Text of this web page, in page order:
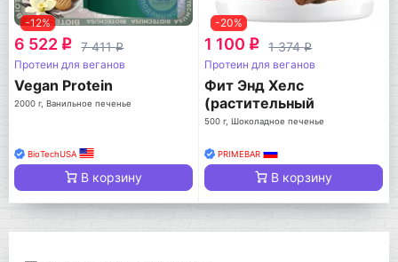
-12%
6 522 q 7 411q
Протеин для веганов
Vegan Protein
2000 г, Ванильное печенье
BioTechUSA
В корзину
-20%
1 100 q 1 374q
Протеин для веганов
Фит Энд Хелс
(растительный
протеин)
500 г, Шоколадное печенье
PRIMEBAR
В корзину